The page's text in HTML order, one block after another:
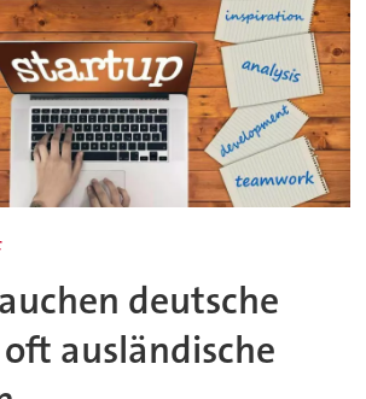
deutsche
ausländische